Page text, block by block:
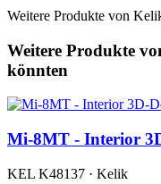
Weitere Produkte von
Weitere Produkte
könnten
Mi-8MT - Interior
KEL K48137 · Kelik